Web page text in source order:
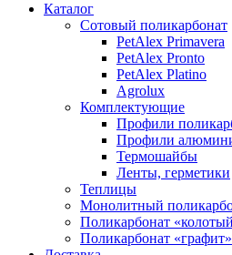
Каталог
Сотовый поликарбонат
PetAlex Primavera
PetAlex Pronto
PetAlex Platino
Agrolux
Комплектующие
Профили
Профили
Термошайбы
Ленты, герметики
Теплицы
Монолитный
Поликарбонат
Поликарбонат «графит»